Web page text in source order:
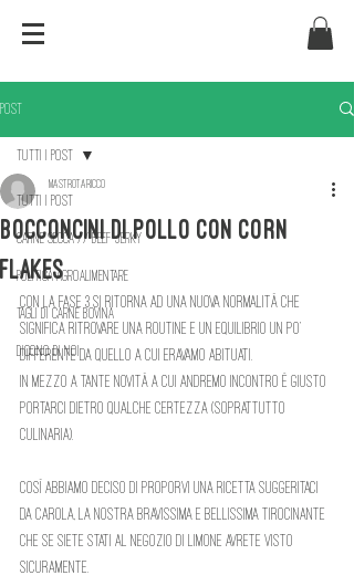
Post
Tutti i post
Carne secca // Beef Jerky
Politica agroalimentare
tagli di carne bovina
Dicono di noi
Tutti i post
Bocconcini di pollo con corn
flakes
MastroTaricco
Con la fase 3 si ritorna ad una nuova normalità che
significa ritrovare una routine e un equilibrio un po’
differente da quello a cui eravamo abituati.
In mezzo a tante novità a cui andremo incontro è giusto
portarci dietro qualche certezza (soprattutto
culinaria).
Così abbiamo deciso di proporvi una ricetta suggeritaci
da Carola, la nostra bravissima e bellissima tirocinante
che se siete stati al negozio di Limone avrete visto
sicuramente.